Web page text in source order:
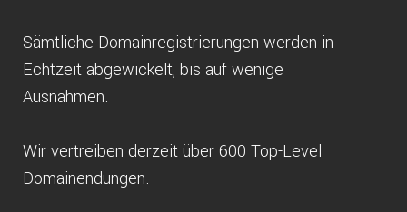
Sämtliche Domainregistrierungen werden in
Echtzeit abgewickelt, bis auf wenige
Ausnahmen.
Wir vertreiben derzeit über 600 Top-Level
Domainendungen.